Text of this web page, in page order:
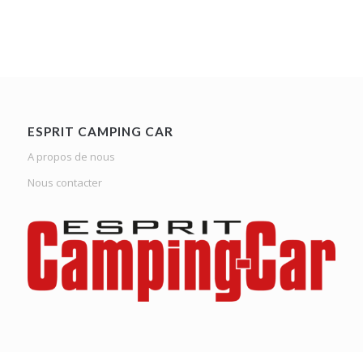
ESPRIT CAMPING CAR
A propos de nous
Nous contacter